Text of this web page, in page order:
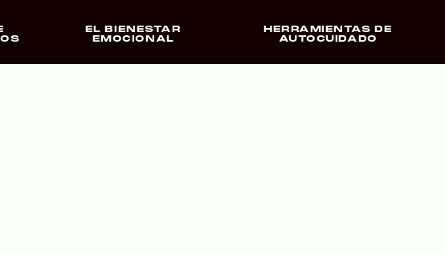
EL BIENESTAR
EMOCIONAL
HERRAMIENTAS DE
AUTOCUIDADO